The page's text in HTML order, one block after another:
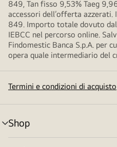
849, Tan fisso 9,53% Taeg
accessori dell’offerta
849. Importo totale dovuto
IEBCC nel percorso online.
Findomestic Banca S.p.A. per
opera quale intermediario del
Termini e condizioni di acquisto
Shop
Attivazione
menu